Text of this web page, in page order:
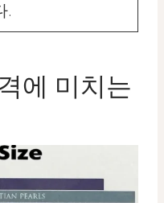
.
에 미치는